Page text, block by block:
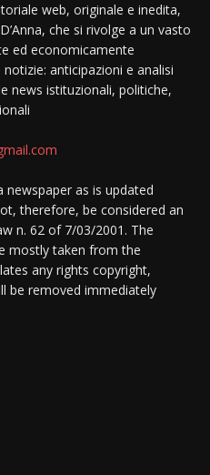
web, originale e inedita,
che si rivolge a un vasto
ed economicamente
anticipazioni e analisi
news istituzionali, politiche,
as is updated
therefore, be considered an
n. 62 of 7/03/2001. The
mostly taken from the
any rights copyright,
be removed immediately